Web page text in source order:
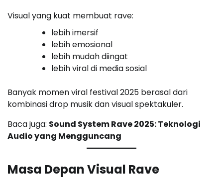
Visual yang kuat membuat rave:
lebih imersif
lebih emosional
lebih mudah diingat
lebih viral di media sosial
Banyak momen viral festival 2025 berasal dari
kombinasi drop musik dan visual spektakuler.
Baca juga: Sound System Rave 2025: Teknologi
Audio yang Mengguncang
Masa Depan Visual Rave